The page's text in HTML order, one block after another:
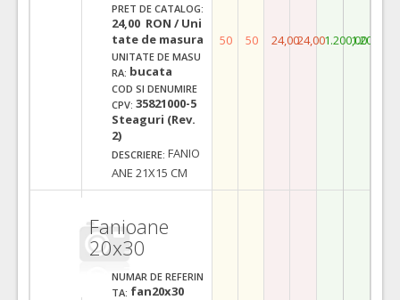
PRET DE CATALOG:
24,00 RON / Uni
tate de masura
UNITATE DE MASU
RA: bucata
COD SI DENUMIRE
CPV: 35821000-5
Steaguri (Rev.
2)
DESCRIERE: FANIO
ANE 21X15 CM
50 50 24,0024,001.200,001.200,00
Fanioane
20x30
NUMAR DE REFERIN
TA: fan20x30